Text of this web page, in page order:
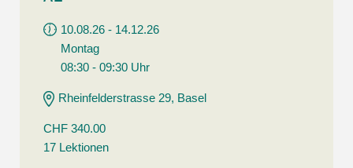
10.08.26 - 14.12.26
Montag
08:30 - 09:30 Uhr
Rheinfelderstrasse 29, Basel
CHF 340.00
17 Lektionen